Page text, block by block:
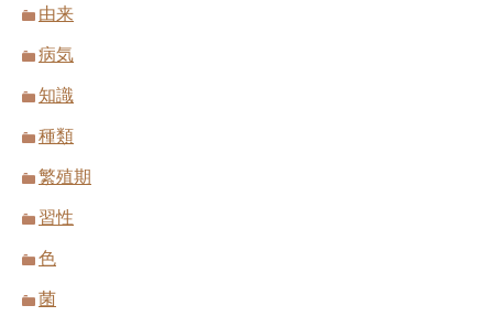
由来
病気
知識
種類
繁殖期
習性
色
菌